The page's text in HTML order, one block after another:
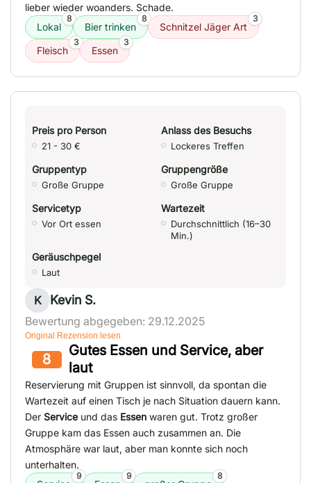
lieber wieder woanders. Schade.
Lokal
8
Bier trinken
8
Schnitzel Jäger Art
3
Fleisch
3
Essen
3
Preis pro Person
21 - 30 €
Anlass des Besuchs
Lockeres Treffen
Gruppentyp
Große Gruppe
Gruppengröße
Große Gruppe
Servicetyp
Vor Ort essen
Wartezeit
Durchschnittlich (16–30
Min.)
Geräuschpegel
Laut
K Kevin S.
Bewertung abgegeben: 29.12.2025
Original Rezension lesen
8
Gutes Essen und Service, aber
laut
Reservierung mit Gruppen ist sinnvoll, da spontan die
Wartezeit auf einen Tisch je nach Situation dauern kann.
Der Service und das Essen waren gut. Trotz großer
Gruppe kam das Essen auch zusammen an. Die
Atmosphäre war laut, aber man konnte sich noch
unterhalten.
9 9 8